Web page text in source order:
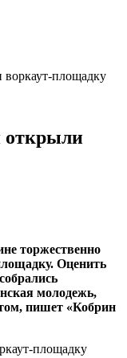
площадку
открыли
торжественно
Оценить
молодежь,
пишет «Кобрин